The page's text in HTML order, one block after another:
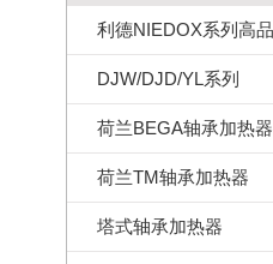
DJW/DJD/YL系列
荷兰BEGA轴承加热器
荷兰TM轴承加热器
塔式轴承加热器